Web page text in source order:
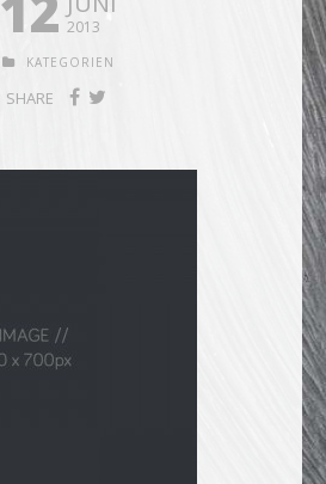
2013
KATEGORIEN
SHARE